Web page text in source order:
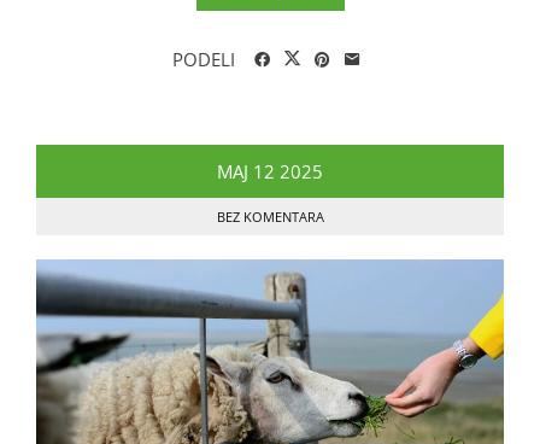
PODELI
MAJ 12 2025
BEZ KOMENTARA